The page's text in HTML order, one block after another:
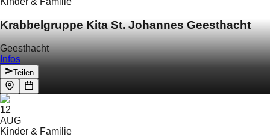
Krabbelgruppe Kita St. Johannes Geesthacht
Geesthacht
Infos
Teilen
12
AUG
Kinder & Familie